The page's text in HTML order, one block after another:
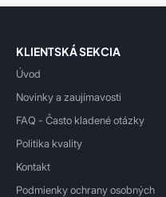
KLIENTSKÁ SEKCIA
Úvod
Novinky a zaujímavosti
FAQ - Často kladené otázky
Politika kvality
Kontakt
Podmienky ochrany osobných